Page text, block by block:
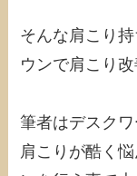
そんな肩こり
ウンで肩こり
筆者はデスク
肩こりが酷く